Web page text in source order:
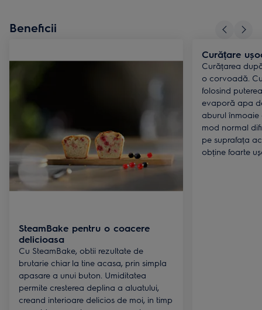
Beneficii
SteamBake pentru o coacere
delicioasa
Cu SteamBake, obtii rezultate de
brutarie chiar la tine acasa, prin simpla
apasare a unui buton. Umiditatea
permite cresterea deplina a aluatului,
creand interioare delicios de moi, in timp
Curățare
Curățarea
o corvoadă.
folosind
evaporă apa
aburul înmoaie
mod normal
pe suprafața
obține foarte